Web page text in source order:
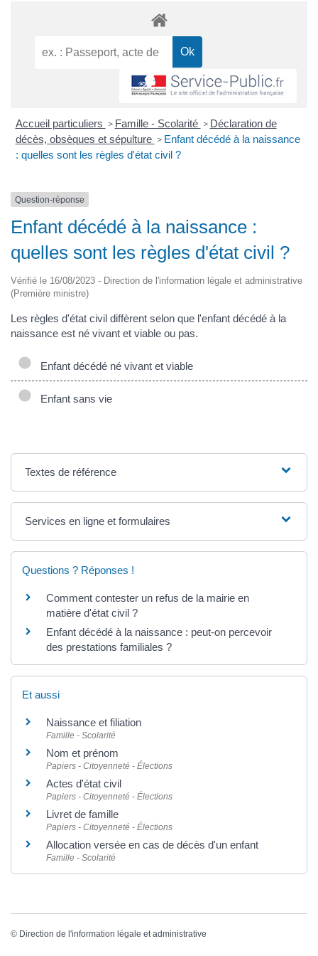
Accueil particuliers > Famille - Scolarité > Déclaration de
décès, obsèques et sépulture > Enfant décédé à la naissance
: quelles sont les règles d'état civil ?
Question-réponse
Enfant décédé à la naissance :
quelles sont les règles d'état civil ?
Vérifié le 16/08/2023 - Direction de l'information légale et administrative
(Première ministre)
Les règles d'état civil diffèrent selon que l'enfant décédé à la
naissance est né vivant et viable ou pas.
Enfant décédé né vivant et viable
Enfant sans vie
Textes de référence
Services en ligne et formulaires
Questions ? Réponses !
Comment contester un refus de la mairie en
matière d'état civil ?
Enfant décédé à la naissance : peut-on percevoir
des prestations familiales ?
Et aussi
Naissance et filiation
Famille - Scolarité
Nom et prénom
Papiers - Citoyenneté - Élections
Actes d'état civil
Papiers - Citoyenneté - Élections
Livret de famille
Papiers - Citoyenneté - Élections
Allocation versée en cas de décès d'un enfant
Famille - Scolarité
© Direction de l'information légale et administrative